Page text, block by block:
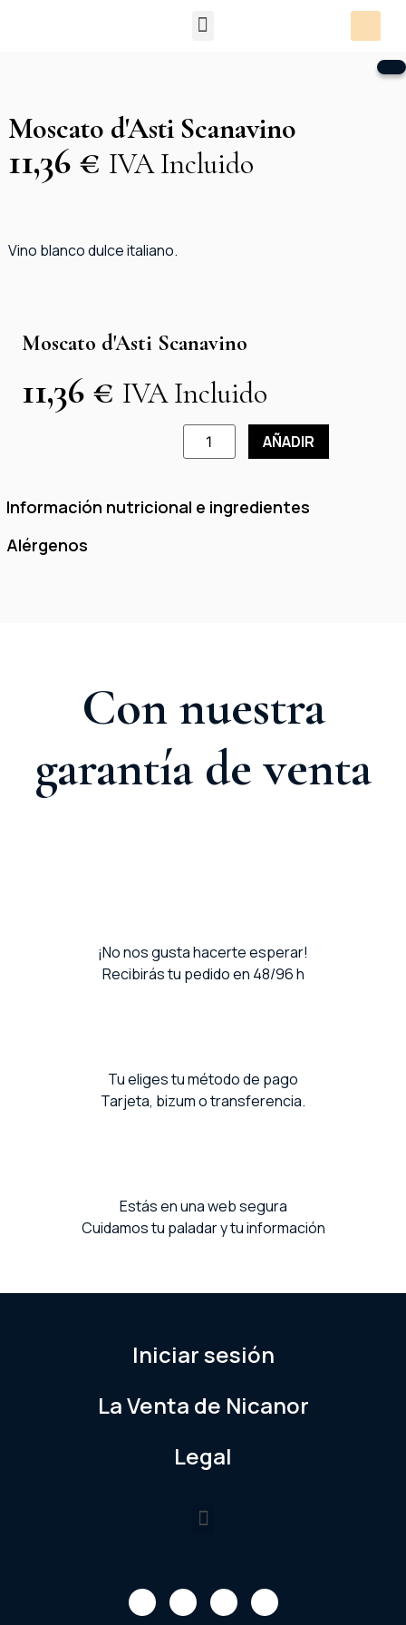
Moscato d'Asti Scanavino
11,36 € IVA Incluido
Vino blanco dulce italiano.
Moscato d'Asti Scanavino
11,36 € IVA Incluido
AÑADIR
Información nutricional e ingredientes
Alérgenos
Con nuestra
garantía de venta
¡No nos gusta hacerte esperar!
Recibirás tu pedido en 48/96 h
Tu eliges tu método de pago
Tarjeta, bizum o transferencia.
Estás en una web segura
Cuidamos tu paladar y tu información
Iniciar sesión
La Venta de Nicanor
Legal